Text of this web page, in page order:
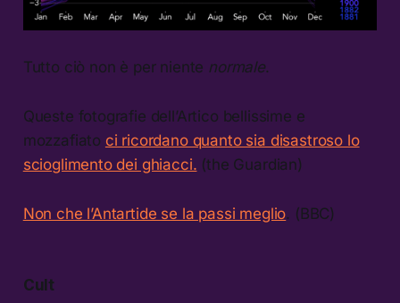
Tutto ciò non è per niente normale.
Queste fotografie dell’Artico bellissime e
mozzafiato ci ricordano quanto sia disastroso lo
scioglimento dei ghiacci. (the Guardian)
Non che l’Antartide se la passi meglio. (BBC)
Cult